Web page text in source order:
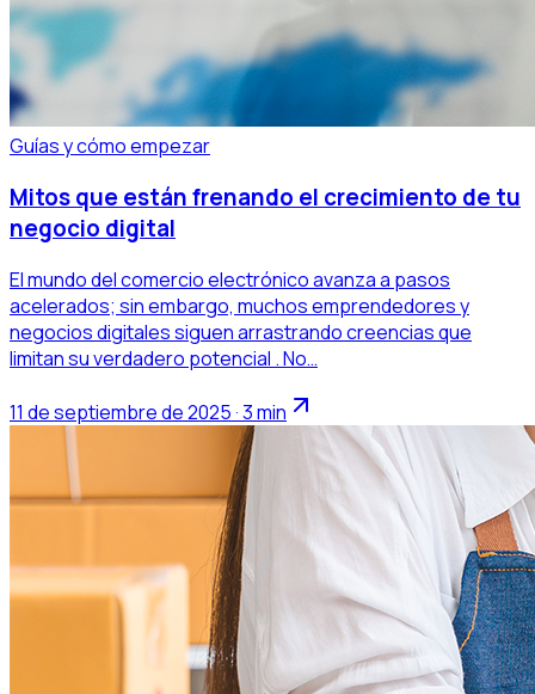
Guías y cómo empezar
Mitos que están frenando el crecimiento de tu
negocio digital
El mundo del comercio electrónico avanza a pasos
acelerados; sin embargo, muchos emprendedores y
negocios digitales siguen arrastrando creencias que
limitan su verdadero potencial . No…
11 de septiembre de 2025 · 3 min